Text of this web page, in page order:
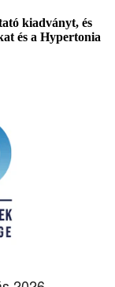
kiadványt, és
és a Hypertonia